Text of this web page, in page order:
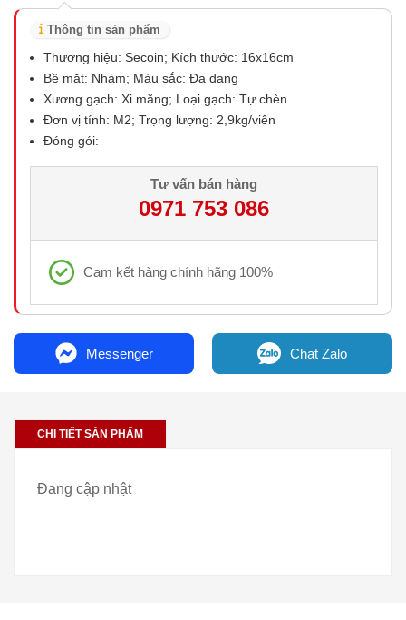
Thông tin sản phẩm
Thương hiệu: Secoin; Kích thước: 16x16cm
Bề mặt: Nhám; Màu sắc: Đa dạng
Xương gạch: Xi măng; Loại gạch: Tự chèn
Đơn vị tính: M2; Trọng lượng: 2,9kg/viên
Đóng gói:
Tư vấn bán hàng
0971 753 086
Cam kết hàng chính hãng 100%
Messenger Chat Zalo
CHI TIẾT SẢN PHẨM
Đang cập nhật